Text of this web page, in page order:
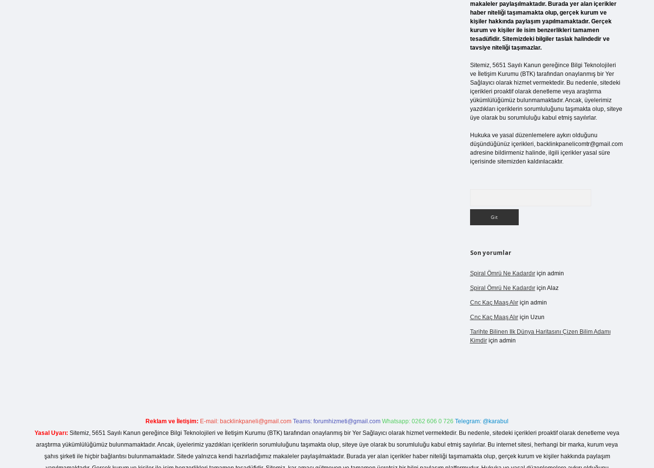
makaleler paylaşılmaktadır. Burada yer alan içerikler
haber niteliği taşımamakta olup, gerçek kurum ve
kişiler hakkında paylaşım yapılmamaktadır. Gerçek
kurum ve kişiler ile isim benzerlikleri tamamen
tesadüfidir. Sitemizdeki bilgiler taslak halindedir ve
tavsiye niteliği taşımazlar.
Sitemiz, 5651 Sayılı Kanun gereğince Bilgi Teknolojileri
ve İletişim Kurumu (BTK) tarafından onaylanmış bir Yer
Sağlayıcı olarak hizmet vermektedir. Bu nedenle, sitedeki
içerikleri proaktif olarak denetleme veya araştırma
yükümlülüğümüz bulunmamaktadır. Ancak, üyelerimiz
yazdıkları içeriklerin sorumluluğunu taşımakta olup, siteye
üye olarak bu sorumluluğu kabul etmiş sayılırlar.
Hukuka ve yasal düzenlemelere aykırı olduğunu
düşündüğünüz içerikleri, backlinkpanelicomtr@gmail.com
adresine bildirmeniz halinde, ilgili içerikler yasal süre
içerisinde sitemizden kaldırılacaktır.
Son yorumlar
Spiral Ömrü Ne Kadardıriçin admin
Spiral Ömrü Ne Kadardıriçin Alaz
Cnc Kaç Maaş Alıriçin admin
Cnc Kaç Maaş Alıriçin Uzun
Tarihte Bilinen Ilk Dünya Haritasını Çizen Bilim Adamı
Kimdiriçin admin
Reklam ve İletişim: E-mail: backlinkpaneli@gmail.com Teams: forumhizmeti@gmail.com Whatsapp: 0262 606 0 726 Telegram: @karabul
Yasal Uyarı: Sitemiz, 5651 Sayılı Kanun gereğince Bilgi Teknolojileri ve İletişim Kurumu (BTK) tarafından onaylanmış bir Yer Sağlayıcı olarak hizmet vermektedir. Bu nedenle, sitedeki içerikleri proaktif olarak denetleme veya
araştırma yükümlülüğümüz bulunmamaktadır. Ancak, üyelerimiz yazdıkları içeriklerin sorumluluğunu taşımakta olup, siteye üye olarak bu sorumluluğu kabul etmiş sayılırlar. Bu internet sitesi, herhangi bir marka, kurum veya
şahıs şirketi ile hiçbir bağlantısı bulunmamaktadır. Sitede yalnızca kendi hazırladığımız makaleler paylaşılmaktadır. Burada yer alan içerikler haber niteliği taşımamakta olup, gerçek kurum ve kişiler hakkında paylaşım